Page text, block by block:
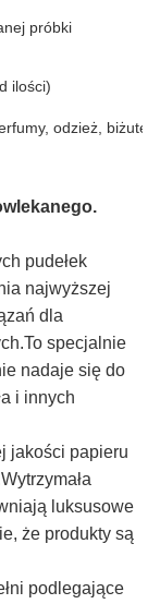
próbki
ilości)
odzież,
pudełek
najwyższej
dla
specjalnie
nadaje się do
i innych
jakości papieru
luksusowe
że produkty są
podlegające